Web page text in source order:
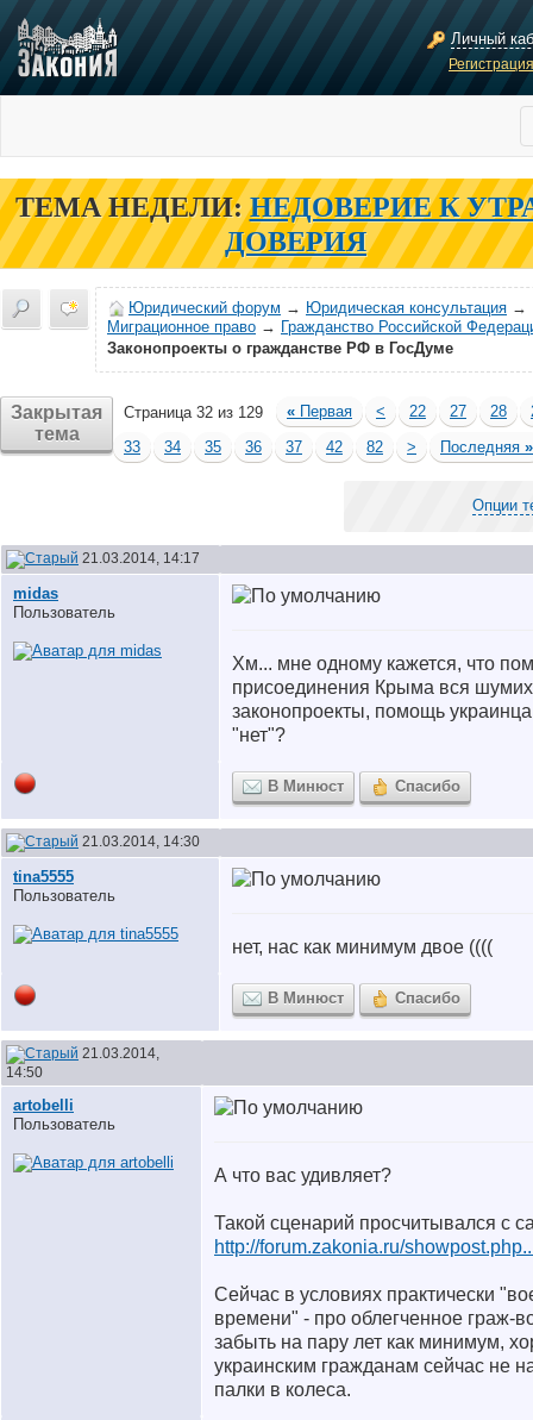
Личный
ТЕМА НЕДЕЛИ: НЕДОВЕРИЕ К
ДОВЕРИЯ
Юридический форум → Юридическая консультация →
Миграционное право → Гражданство Российской
Законопроекты о гражданстве РФ в ГосДуме
Закрытая
тема
Страница 32 из 129 « Первая < 22 27 28
33
34 35 36 37 42 82 > Последняя »
Опции
21.03.2014, 14:17
midas
Пользователь
Хм... мне одному кажется, что
присоединения Крыма вся
законопроекты, помощь
"нет"?
В Минюст Спасибо
21.03.2014, 14:30
tina5555
Пользователь
нет, нас как минимум двое ((((
В Минюст Спасибо
21.03.2014,
14:50
artobelli
Пользователь
А что вас удивляет?
Такой сценарий просчитывался с
http://forum.zakonia.ru/
Сейчас в условиях практически
времени" - про облегченное граж-
забыть на пару лет как минимум,
украинским гражданам сейчас не
палки в колеса.